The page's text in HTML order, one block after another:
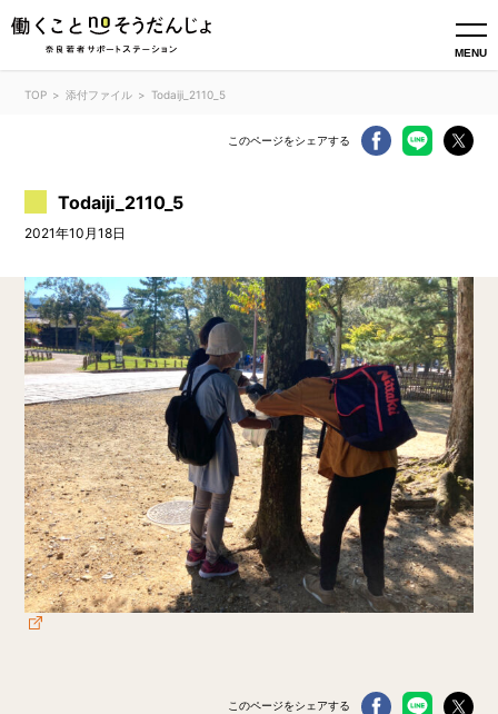
MENU
TOP 添付ファイル Todaiji_2110_5
このページをシェアする
Todaiji_2110_5
2021年10月18日
このページをシェアする